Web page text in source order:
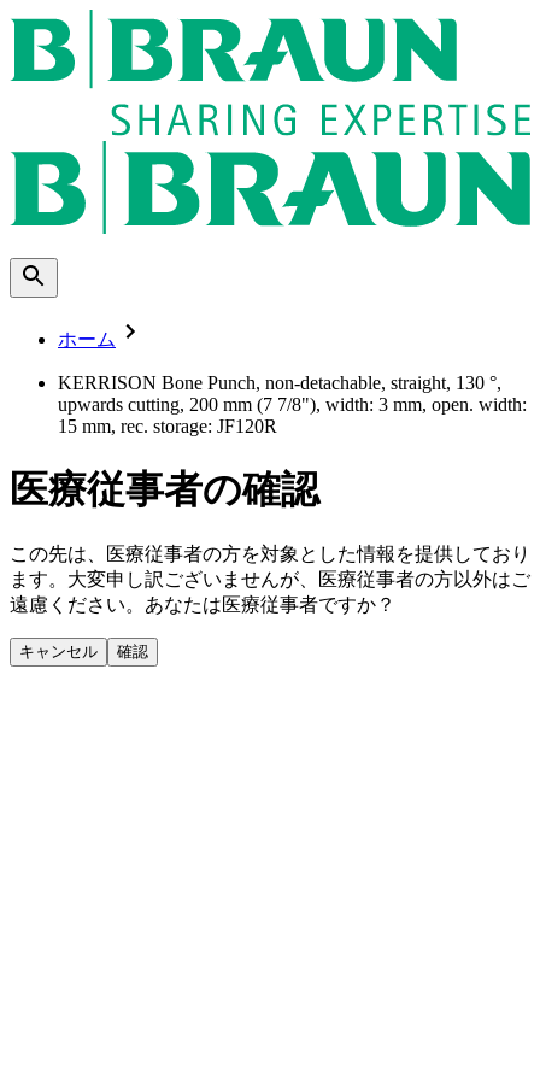
ホーム
KERRISON Bone Punch, non-detachable, straight, 130 °,
upwards cutting, 200 mm (7 7/8"), width: 3 mm, open. width:
15 mm, rec. storage: JF120R
医療従事者の確認
この先は、医療従事者の方を対象とした情報を提供しており
ます。大変申し訳ございませんが、医療従事者の方以外はご
遠慮ください。あなたは医療従事者ですか？
キャンセル 確認